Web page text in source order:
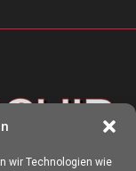
wir Technologien wie